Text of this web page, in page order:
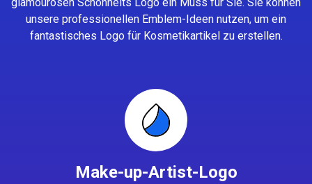
unsere professionellen Emblem-Ideen nutzen, um ein
fantastisches Logo für Kosmetikartikel zu erstellen.
Make-up-Artist-Logo